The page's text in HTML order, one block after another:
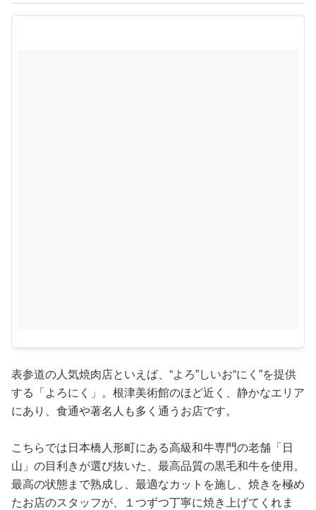
表参道の人気焼肉店といえば、“よろ”しいお“にく”を提供
する「よろにく」。根津美術館のほど近く、静かなエリア
にあり、食通や著名人も多く通うお店です。
こちらでは日本橋人形町にある高級和牛専門の老舗「日
山」の目利きが選び抜いた、最高品質の黒毛和牛を使用。
最高の状態まで熟成し、最適なカットを施し、焼きを極め
たお店のスタッフが、１つずつ丁寧に焼き上げてくれま